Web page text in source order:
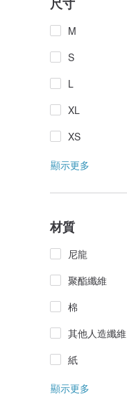
M
S
L
XL
XS
顯示更多
材質
尼龍
聚酯纖維
棉
其他人造纖維
紙
顯示更多